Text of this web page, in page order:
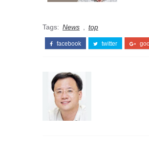
Tags: News top
facebook twitter